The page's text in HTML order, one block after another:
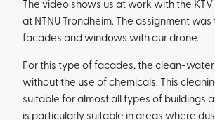
The video shows us at work with the
at NTNU Trondheim. The assignment
facades and windows with our drone.
For this type of facades, the clean-
without the use of chemicals. This
suitable for almost all types of buildings
is particularly suitable in areas where